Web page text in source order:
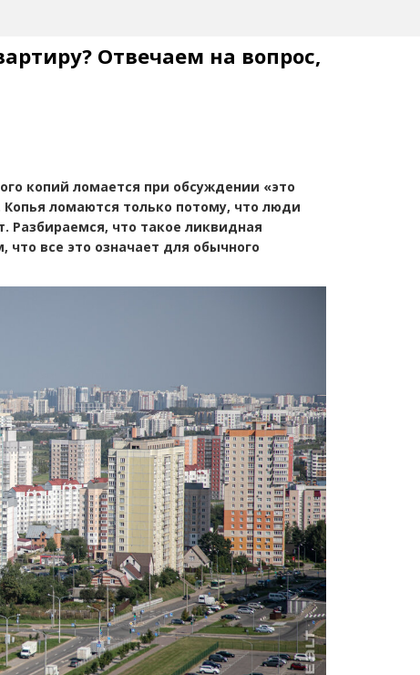
Отвечаем на вопрос,
копий ломается при обсуждении «это
Копья ломаются только потому, что люди
Разбираемся, что такое ликвидная
все это означает для обычного